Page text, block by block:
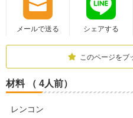
メールで送る シェアする
このページをブ
材料 （ 4人前）
レンコン